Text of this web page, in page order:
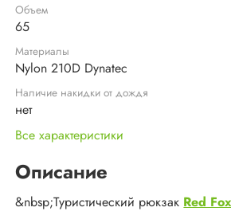
Объем
65
Материалы
Nylon 210D Dynatec
Наличие накидки от дождя
нет
Все характеристики
Описание
&nbsp;Туристический рюкзак Red